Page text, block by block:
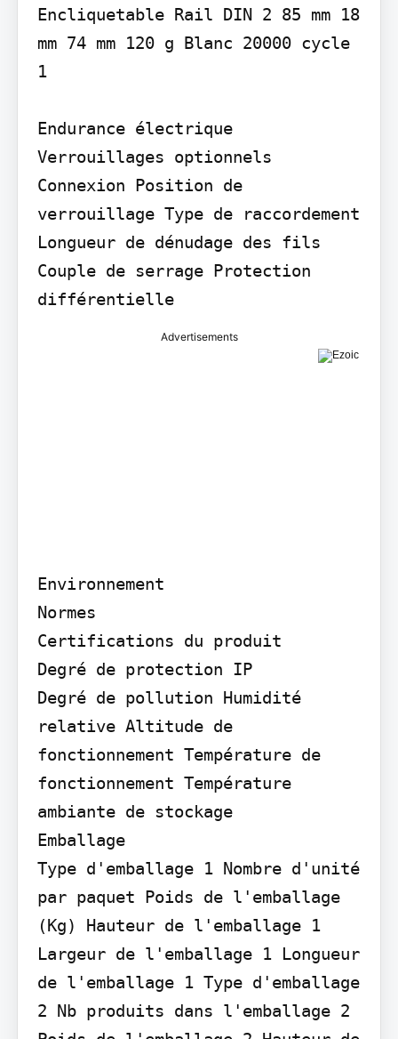
Encliquetable Rail DIN 2 85 mm 18
mm 74 mm 120 g Blanc 20000 cycle
1
Endurance électrique
Verrouillages optionnels
Connexion Position de
verrouillage Type de raccordement
Longueur de dénudage des fils
Couple de serrage Protection
différentielle
Advertisements
Environnement
Normes
Certifications du produit
Degré de protection IP
Degré de pollution Humidité
relative Altitude de
fonctionnement Température de
fonctionnement Température
ambiante de stockage
Emballage
Type d'emballage 1 Nombre d'unité
par paquet Poids de l'emballage
(Kg) Hauteur de l'emballage 1
Largeur de l'emballage 1 Longueur
de l'emballage 1 Type d'emballage
2 Nb produits dans l'emballage 2